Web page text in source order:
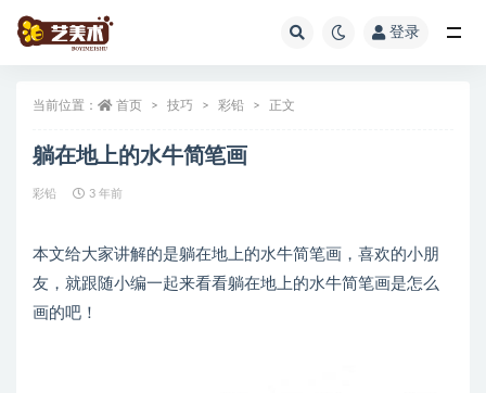
登录
当前位置： 首页 技巧 彩铅 正文
躺在地上的水牛简笔画
彩铅 3 年前
本文给大家讲解的是躺在地上的水牛简笔画，喜欢的小朋
友，就跟随小编一起来看看躺在地上的水牛简笔画是怎么
画的吧！